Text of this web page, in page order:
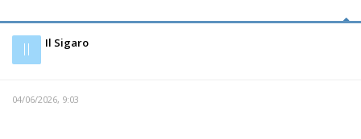
Il Il Sigaro
04/06/2026, 9:03